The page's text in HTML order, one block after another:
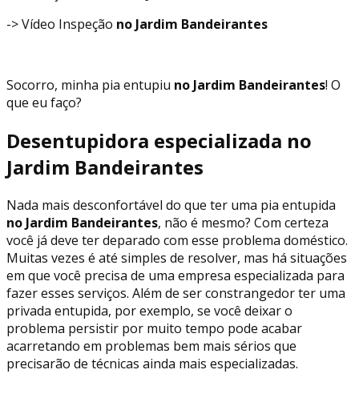
-> Vídeo Inspeção no Jardim Bandeirantes
Socorro, minha pia entupiu no Jardim Bandeirantes! O
que eu faço?
Desentupidora especializada no
Jardim Bandeirantes
Nada mais desconfortável do que ter uma pia entupida
no Jardim Bandeirantes, não é mesmo? Com certeza
você já deve ter deparado com esse problema doméstico.
Muitas vezes é até simples de resolver, mas há situações
em que você precisa de uma empresa especializada para
fazer esses serviços. Além de ser constrangedor ter uma
privada entupida, por exemplo, se você deixar o
problema persistir por muito tempo pode acabar
acarretando em problemas bem mais sérios que
precisarão de técnicas ainda mais especializadas.